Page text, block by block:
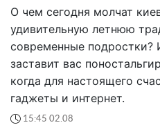
О чем сегодня молчат
удивительную летнюю
современные подростки?
заставит вас
когда для настоящего
гаджеты и интернет.
15:45 02.08